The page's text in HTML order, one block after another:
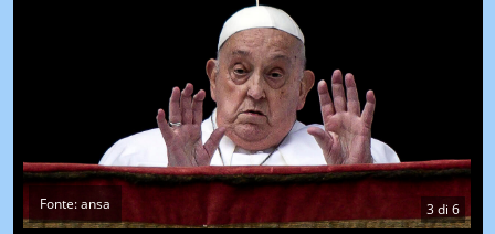
3di 6
Fonte: ansa